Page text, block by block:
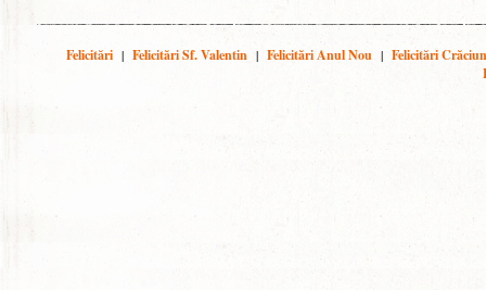
Felicitări | Felicitări Sf. Valentin | Felicitări Anul Nou | Felicitări